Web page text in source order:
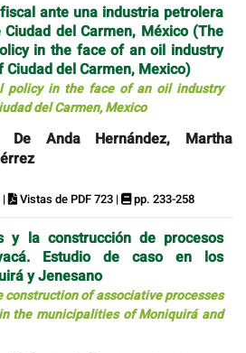
ante una industria petrolera
del Carmen, México (The
in the face of an oil industry
Ciudad del Carmen, Mexico)
policy in the face of an oil industry
del Carmen, Mexico
De Anda Hernández, Martha
| Vistas de PDF 723 | pp. 233-258
y la construcción de procesos
Estudio de caso en los
y Jenesano
construction of associative processes
the municipalities of Moniquirá and